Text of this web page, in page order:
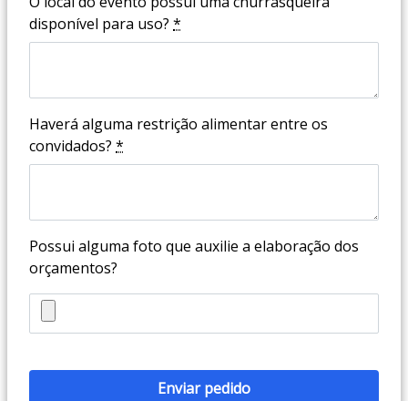
disponível para uso? *
Haverá alguma restrição alimentar entre os
convidados? *
Possui alguma foto que auxilie a elaboração dos
orçamentos?